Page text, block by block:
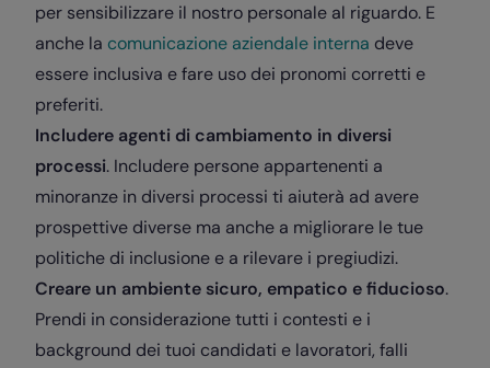
per sensibilizzare il nostro personale al riguardo. E
anche la comunicazione aziendale interna deve
essere inclusiva e fare uso dei pronomi corretti e
preferiti.
Includere agenti di cambiamento in diversi
processi. Includere persone appartenenti a
minoranze in diversi processi ti aiuterà ad avere
prospettive diverse ma anche a migliorare le tue
politiche di inclusione e a rilevare i pregiudizi.
Creare un ambiente sicuro, empatico e fiducioso.
Prendi in considerazione tutti i contesti e i
background dei tuoi candidati e lavoratori, falli